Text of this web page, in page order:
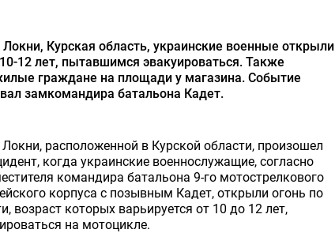
Курская область, украинские военные открыли
12 лет, пытавшимся эвакуироваться. Также
граждане на площади у магазина. Событие
замкомандира батальона Кадет.
расположенной в Курской области, произошел
когда украинские военнослужащие, согласно
командира батальона 9-го мотострелкового
корпуса с позывным Кадет, открыли огонь по
возраст которых варьируется от 10 до 12 лет,
на мотоцикле.